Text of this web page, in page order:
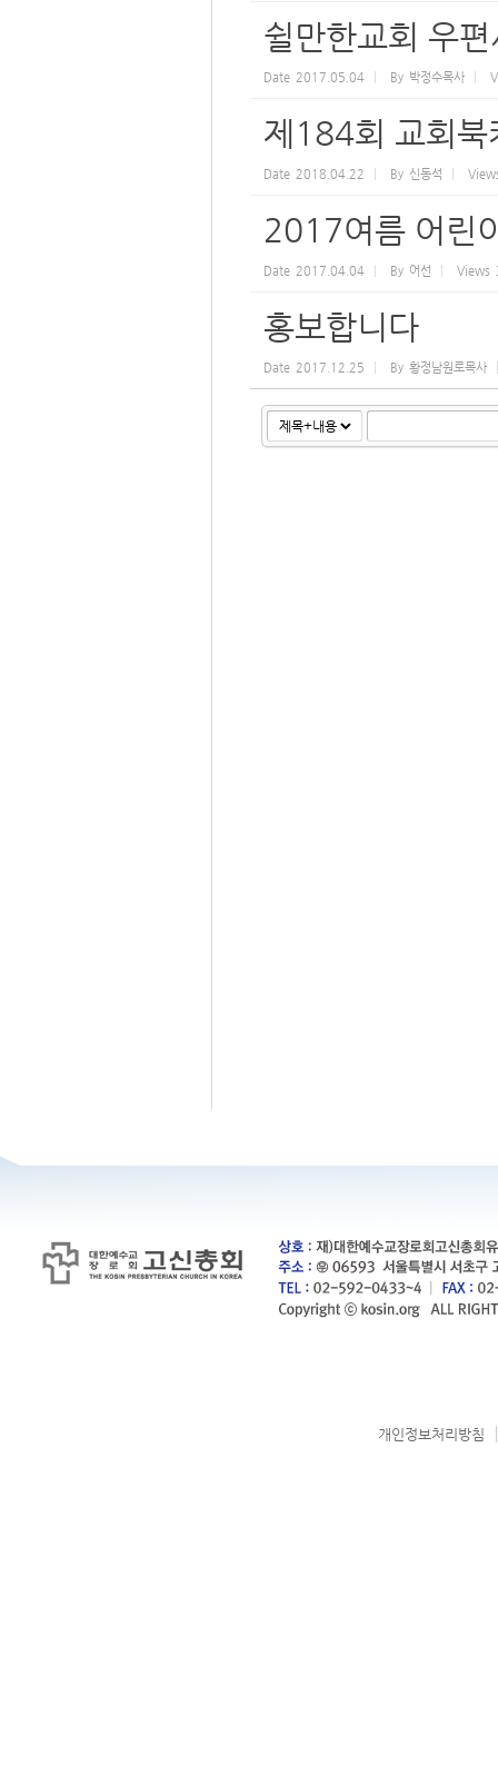
쉴만한교회 우
Date 2017.05.04 By 박정수목사
제184회 교회북
Date 2018.04.22 By 신동석
2017여름 어린
Date 2017.04.04 By 어선 Views
홍보합니다
Date 2017.12.25 By 황정남원로목사
개인정보처리방침